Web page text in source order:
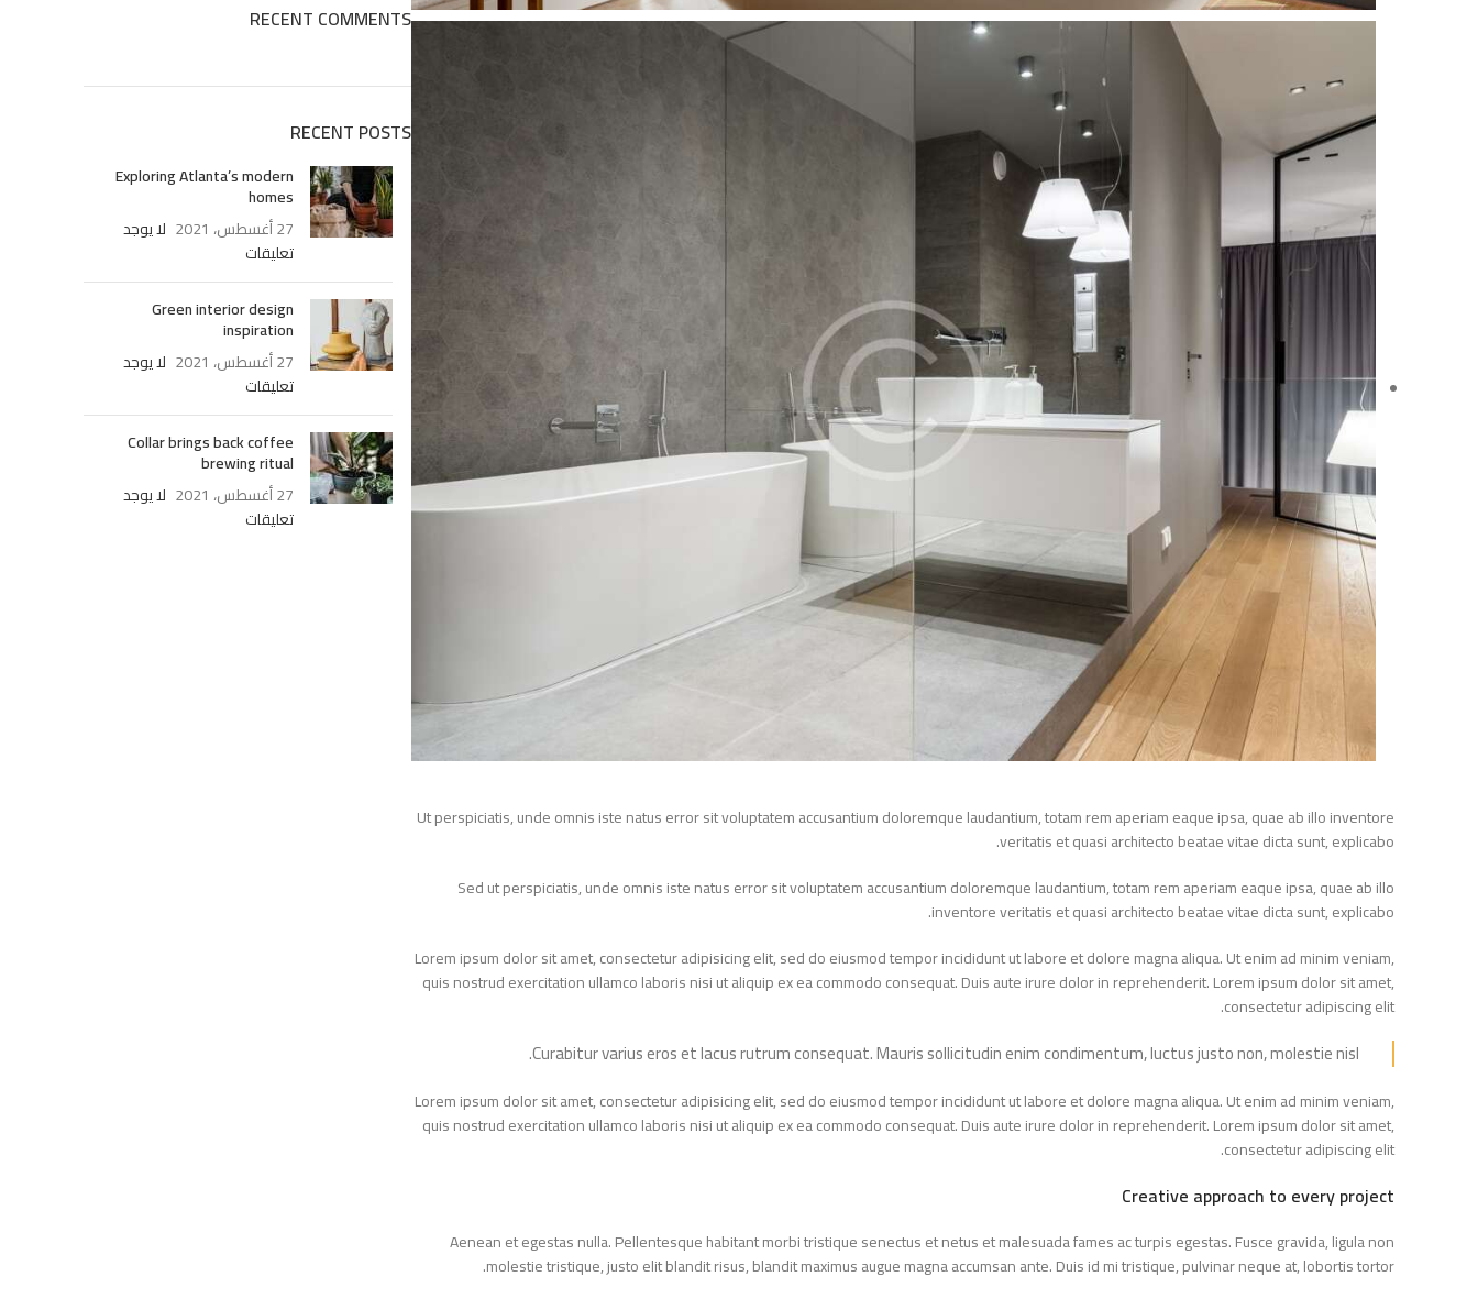
Ut perspiciatis, unde omnis iste natus error sit voluptatem accusantium doloremque laudantium, totam rem aperiam eaque ipsa, quae ab illo inventore
veritatis et quasi architecto beatae vitae dicta sunt, explicabo.
Sed ut perspiciatis, unde omnis iste natus error sit voluptatem accusantium doloremque laudantium, totam rem aperiam eaque ipsa, quae ab illo
inventore veritatis et quasi architecto beatae vitae dicta sunt, explicabo.
Lorem ipsum dolor sit amet, consectetur adipisicing elit, sed do eiusmod tempor incididunt ut labore et dolore magna aliqua. Ut enim ad minim veniam,
quis nostrud exercitation ullamco laboris nisi ut aliquip ex ea commodo consequat. Duis aute irure dolor in reprehenderit. Lorem ipsum dolor sit amet,
consectetur adipiscing elit.
Curabitur varius eros et lacus rutrum consequat. Mauris sollicitudin enim condimentum, luctus justo non, molestie nisl.
Lorem ipsum dolor sit amet, consectetur adipisicing elit, sed do eiusmod tempor incididunt ut labore et dolore magna aliqua. Ut enim ad minim veniam,
quis nostrud exercitation ullamco laboris nisi ut aliquip ex ea commodo consequat. Duis aute irure dolor in reprehenderit. Lorem ipsum dolor sit amet,
consectetur adipiscing elit.
Creative approach to every project
Aenean et egestas nulla. Pellentesque habitant morbi tristique senectus et netus et malesuada fames ac turpis egestas. Fusce gravida, ligula non
molestie tristique, justo elit blandit risus, blandit maximus augue magna accumsan ante. Duis id mi tristique, pulvinar neque at, lobortis tortor.
RECENT COMMENTS
RECENT POSTS
Exploring Atlanta’s modern
homes
27 أغسطس، 2021
لا يوجد
تعليقات
Green interior design
inspiration
27 أغسطس، 2021
لا يوجد
تعليقات
Collar brings back coffee
brewing ritual
27 أغسطس، 2021
لا يوجد
تعليقات